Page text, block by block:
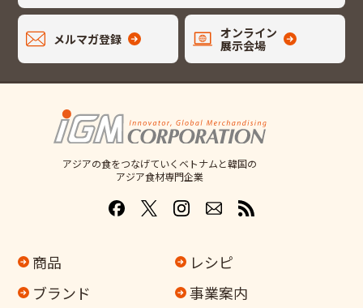
メルマガ登録
オンライン
展示会場
アジアの食をつなげていくベトナムと韓国の
アジア食材専門企業
商品
レシピ
ブランド
事業案内